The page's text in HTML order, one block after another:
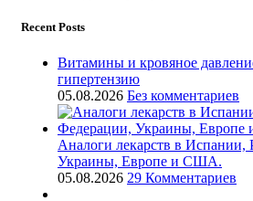
Recent Posts
Витамины и кровяное
гипертензию
05.08.2026 Без комментариев
Аналоги лекарств в Испании,
Украины, Европе и США.
05.08.2026 29 Комментариев